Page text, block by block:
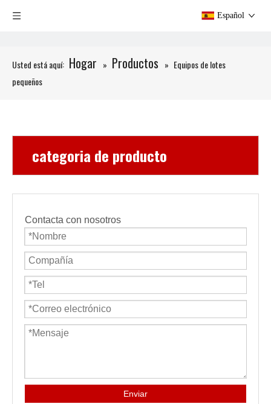
Español
Usted está aquí: Hogar » Productos » Equipos de lotes
pequeños
categoria de producto
Contacta con nosotros
Enviar